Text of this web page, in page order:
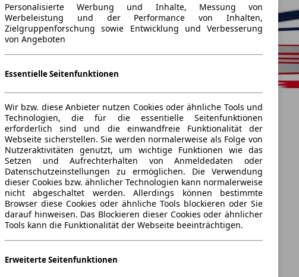
Personalisierte Werbung und Inhalte, Messung von
Werbeleistung und der Performance von Inhalten,
Zielgruppenforschung sowie Entwicklung und Verbesserung
von Angeboten
Essentielle Seitenfunktionen
Wir bzw. diese Anbieter nutzen Cookies oder ähnliche Tools und
Technologien, die für die essentielle Seitenfunktionen
erforderlich sind und die einwandfreie Funktionalität der
Webseite sicherstellen. Sie werden normalerweise als Folge von
Nutzeraktivitäten genutzt, um wichtige Funktionen wie das
Setzen und Aufrechterhalten von Anmeldedaten oder
Datenschutzeinstellungen zu ermöglichen. Die Verwendung
dieser Cookies bzw. ähnlicher Technologien kann normalerweise
nicht abgeschaltet werden. Allerdings können bestimmte
Browser diese Cookies oder ähnliche Tools blockieren oder Sie
darauf hinweisen. Das Blockieren dieser Cookies oder ähnlicher
Tools kann die Funktionalität der Webseite beeinträchtigen.
Erweiterte Seitenfunktionen